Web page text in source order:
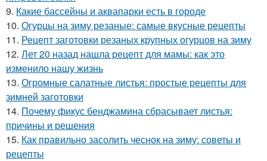
9. Какие бассейны и аквапарки есть в городе
10. Огурцы на зиму резаные: самые вкусные рецепты
11. Рецепт заготовки резаных крупных огурцов на зиму
12. Лет 20 назад нашла рецепт для мамы: как это
изменило нашу жизнь
13. Огромные салатные листья: простые рецепты для
зимней заготовки
14. Почему фикус бенджамина сбрасывает листья:
причины и решения
15. Как правильно засолить чеснок на зиму: советы и
рецепты